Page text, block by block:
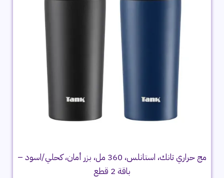
مج حراري تانك، استانلس، 360 مل، بزر أمان، كحلي/اسود –
باقة 2 قطع